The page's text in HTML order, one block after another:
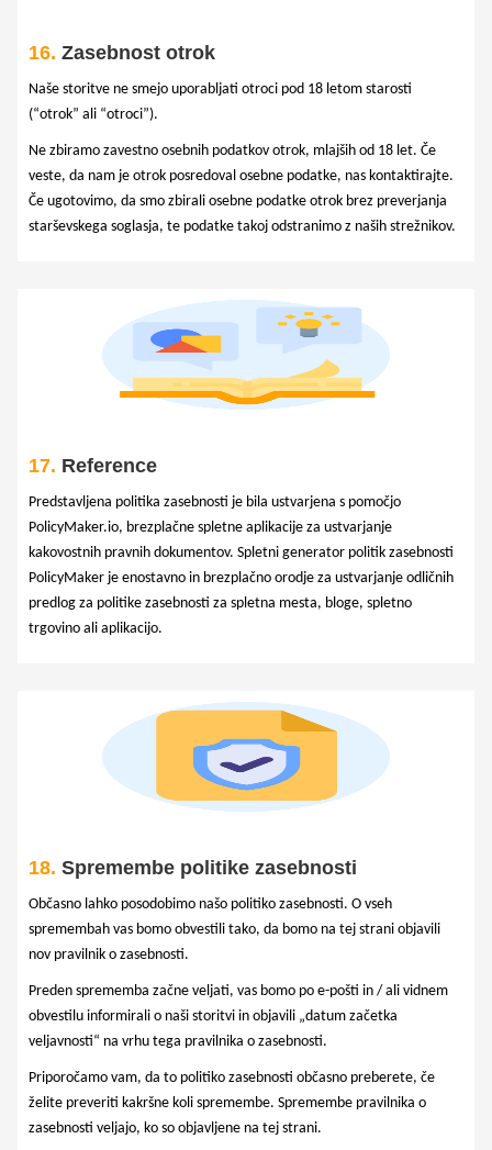
16. Zasebnost otrok
Naše storitve ne smejo uporabljati otroci pod 18 letom starosti
(“otrok” ali “otroci”).
Ne zbiramo zavestno osebnih podatkov otrok, mlajših od 18 let. Če
veste, da nam je otrok posredoval osebne podatke, nas kontaktirajte.
Če ugotovimo, da smo zbirali osebne podatke otrok brez preverjanja
starševskega soglasja, te podatke takoj odstranimo z naših strežnikov.
17. Reference
Predstavljena politika zasebnosti je bila ustvarjena s pomočjo
PolicyMaker.io, brezplačne spletne aplikacije za ustvarjanje
kakovostnih pravnih dokumentov. Spletni generator politik zasebnosti
PolicyMaker je enostavno in brezplačno orodje za ustvarjanje odličnih
predlog za politike zasebnosti za spletna mesta, bloge, spletno
trgovino ali aplikacijo.
18. Spremembe politike zasebnosti
Občasno lahko posodobimo našo politiko zasebnosti. O vseh
spremembah vas bomo obvestili tako, da bomo na tej strani objavili
nov pravilnik o zasebnosti.
Preden sprememba začne veljati, vas bomo po e-pošti in / ali vidnem
obvestilu informirali o naši storitvi in objavili „datum začetka
veljavnosti“ na vrhu tega pravilnika o zasebnosti.
Priporočamo vam, da to politiko zasebnosti občasno preberete, če
želite preveriti kakršne koli spremembe. Spremembe pravilnika o
zasebnosti veljajo, ko so objavljene na tej strani.